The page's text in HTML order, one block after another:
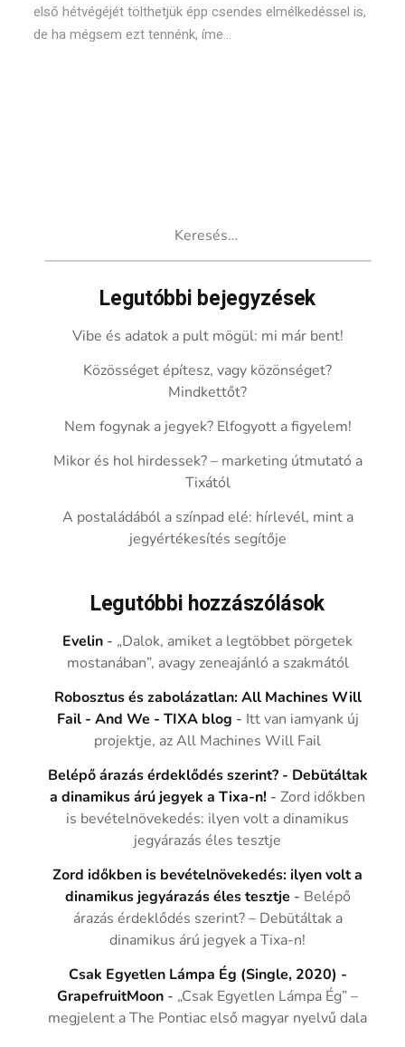
első hétvégéjét tölthetjük épp csendes elmélkedéssel is,
de ha mégsem ezt tennénk, íme...
Legutóbbi bejegyzések
Vibe és adatok a pult mögül: mi már bent!
Közösséget építesz, vagy közönséget?
Mindkettőt?
Nem fogynak a jegyek? Elfogyott a figyelem!
Mikor és hol hirdessek? – marketing útmutató a
Tixától
A postaládából a színpad elé: hírlevél, mint a
jegyértékesítés segítője
Legutóbbi hozzászólások
Evelin - „Dalok, amiket a legtöbbet pörgetek
mostanában”, avagy zeneajánló a szakmától
Robosztus és zabolázatlan: All Machines Will
Fail - And We - TIXA blog - Itt van iamyank új
projektje, az All Machines Will Fail
Belépő árazás érdeklődés szerint? - Debütáltak
a dinamikus árú jegyek a Tixa-n! -Zord időkben
is bevételnövekedés: ilyen volt a dinamikus
jegyárazás éles tesztje
Zord időkben is bevételnövekedés: ilyen volt a
dinamikus jegyárazás éles tesztje - Belépő
árazás érdeklődés szerint? – Debütáltak a
dinamikus árú jegyek a Tixa-n!
Csak Egyetlen Lámpa Ég (Single, 2020) -
GrapefruitMoon - „Csak Egyetlen Lámpa Ég” –
megjelent a The Pontiac első magyar nyelvű dala